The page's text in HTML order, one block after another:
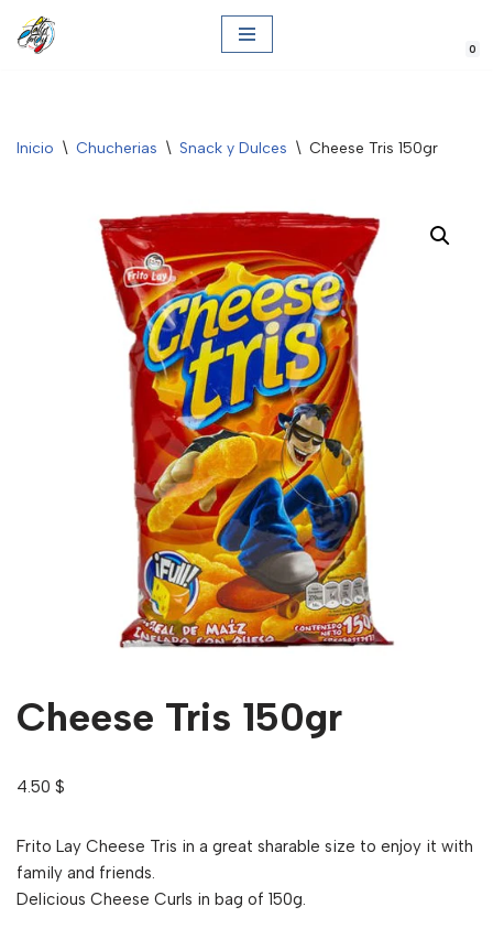
Saltar
0
Inicio \ Chucherias \ Snack y Dulces \ Cheese Tris 150gr
Cheese Tris 150gr
4.50 $
Frito Lay Cheese Tris in a great sharable size to enjoy it with
family and friends.
Delicious Cheese Curls in bag of 150g.